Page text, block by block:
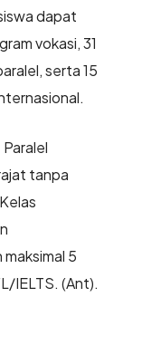
dapat
vokasi, 31
serta 15
tanpa
5
IELTS. (Ant).